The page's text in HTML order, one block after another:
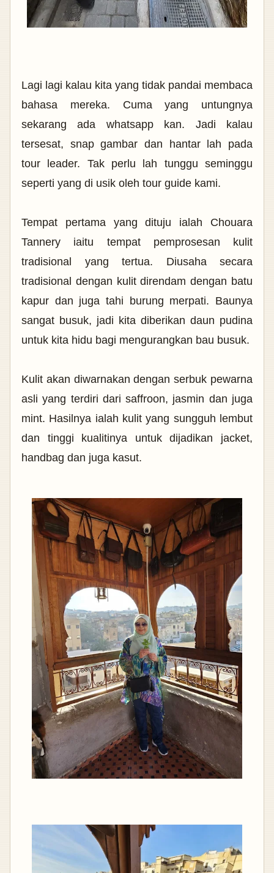
Lagi lagi kalau kita yang tidak pandai membaca
bahasa mereka. Cuma yang untungnya
sekarang ada whatsapp kan. Jadi kalau
tersesat, snap gambar dan hantar lah pada
tour leader. Tak perlu lah tunggu seminggu
seperti yang di usik oleh tour guide kami.
Tempat pertama yang dituju ialah Chouara
Tannery iaitu tempat pemprosesan kulit
tradisional yang tertua. Diusaha secara
tradisional dengan kulit direndam dengan batu
kapur dan juga tahi burung merpati. Baunya
sangat busuk, jadi kita diberikan daun pudina
untuk kita hidu bagi mengurangkan bau busuk.
Kulit akan diwarnakan dengan serbuk pewarna
asli yang terdiri dari saffroon, jasmin dan juga
mint. Hasilnya ialah kulit yang sungguh lembut
dan tinggi kualitinya untuk dijadikan jacket,
handbag dan juga kasut.